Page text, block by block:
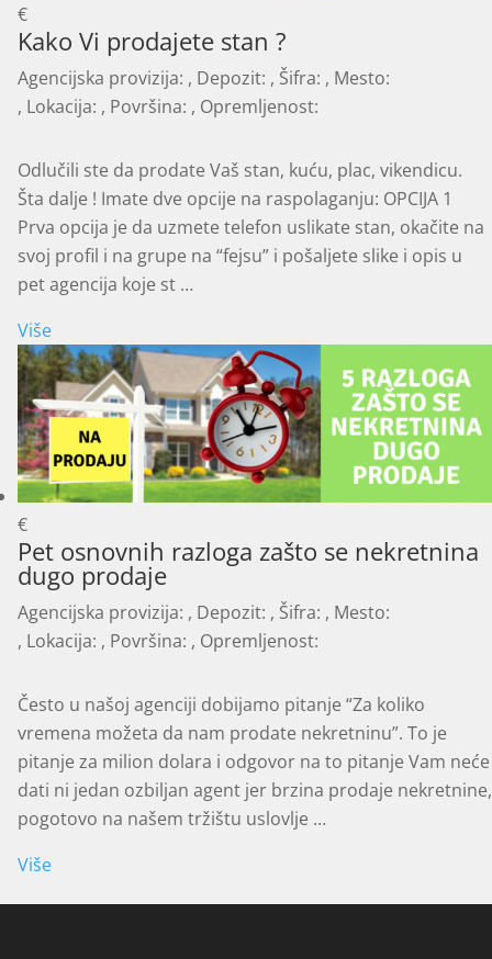
€
Kako Vi prodajete stan ?
Agencijska provizija: , Depozit: , Šifra: , Mesto:
, Lokacija: , Površina: , Opremljenost:
Odlučili ste da prodate Vaš stan, kuću, plac, vikendicu.
Šta dalje ! Imate dve opcije na raspolaganju: OPCIJA 1
Prva opcija je da uzmete telefon uslikate stan, okačite na
svoj profil i na grupe na “fejsu” i pošaljete slike i opis u
pet agencija koje st …
Više
€
Pet osnovnih razloga zašto se nekretnina
dugo prodaje
Agencijska provizija: , Depozit: , Šifra: , Mesto:
, Lokacija: , Površina: , Opremljenost:
Često u našoj agenciji dobijamo pitanje “Za koliko
vremena možeta da nam prodate nekretninu”. To je
pitanje za milion dolara i odgovor na to pitanje Vam neće
dati ni jedan ozbiljan agent jer brzina prodaje nekretnine,
pogotovo na našem tržištu uslovlje …
Više